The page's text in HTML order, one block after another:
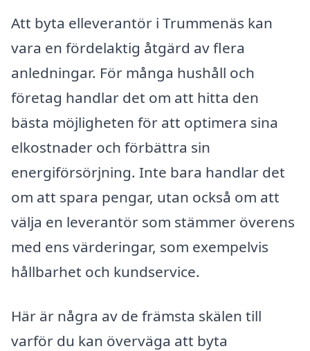
Att byta elleverantör i Trummenäs kan
vara en fördelaktig åtgärd av flera
anledningar. För många hushåll och
företag handlar det om att hitta den
bästa möjligheten för att optimera sina
elkostnader och förbättra sin
energiförsörjning. Inte bara handlar det
om att spara pengar, utan också om att
välja en leverantör som stämmer överens
med ens värderingar, som exempelvis
hållbarhet och kundservice.
Här är några av de främsta skälen till
varför du kan överväga att byta